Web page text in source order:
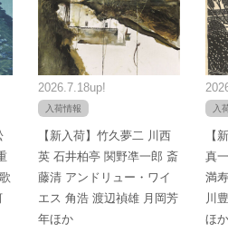
2026.7.18up!
入荷情報
【新入荷】竹久夢二 川西
英 石井柏亭 関野凖一郎 斎
藤清 アンドリュー・ワイ
エス 角浩 渡辺禎雄 月岡芳
年ほか
入
【
真
満
川
ほか